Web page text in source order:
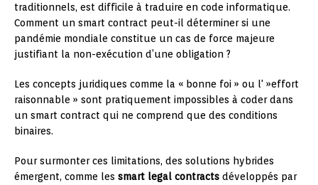
traditionnels, est difficile à traduire en code informatique.
Comment un smart contract peut-il déterminer si une
pandémie mondiale constitue un cas de force majeure
justifiant la non-exécution d’une obligation ?
Les concepts juridiques comme la « bonne foi » ou l' »effort
raisonnable » sont pratiquement impossibles à coder dans
un smart contract qui ne comprend que des conditions
binaires.
Pour surmonter ces limitations, des solutions hybrides
émergent, comme les smart legal contracts développés par